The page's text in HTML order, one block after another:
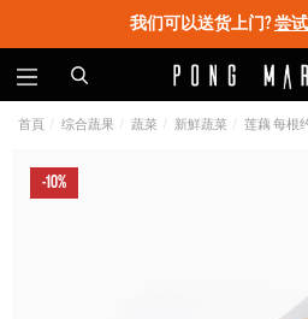
我们可以送货上门?尝
首頁 综合蔬果 蔬菜 新鮮蔬菜 莲藕 每根
-10%